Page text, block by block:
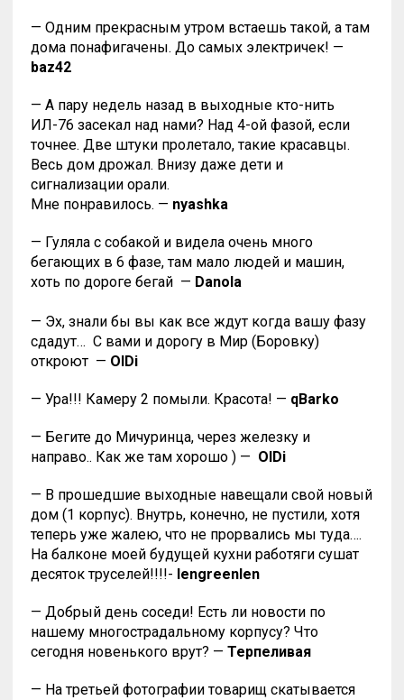
— Одним прекрасным утром встаешь такой, а там
дома понафигачены. До самых электричек! —
baz42
— А пару недель назад в выходные кто-нить
ИЛ-76 засекал над нами? Над 4-ой фазой, если
точнее. Две штуки пролетало, такие красавцы.
Весь дом дрожал. Внизу даже дети и
сигнализации орали.
Мне понравилось. — nyashka
— Гуляла с собакой и видела очень много
бегающих в 6 фазе, там мало людей и машин,
хоть по дороге бегай — Danola
— Эх, знали бы вы как все ждут когда вашу фазу
сдадут… С вами и дорогу в Мир (Боровку)
откроют — OlDi
— Ура!!! Камеру 2 помыли. Красота! — qBarko
— Бегите до Мичуринца, через железку и
направо.. Как же там хорошо ) — OlDi
— В прошедшие выходные навещали свой новый
дом (1 корпус). Внутрь, конечно, не пустили, хотя
теперь уже жалею, что не прорвались мы туда….
На балконе моей будущей кухни работяги сушат
десяток труселей!!!!- lengreenlen
— Добрый день соседи! Есть ли новости по
нашему многострадальному корпусу? Что
сегодня новенького врут? — Терпеливая
— На третьей фотографии товарищ скатывается